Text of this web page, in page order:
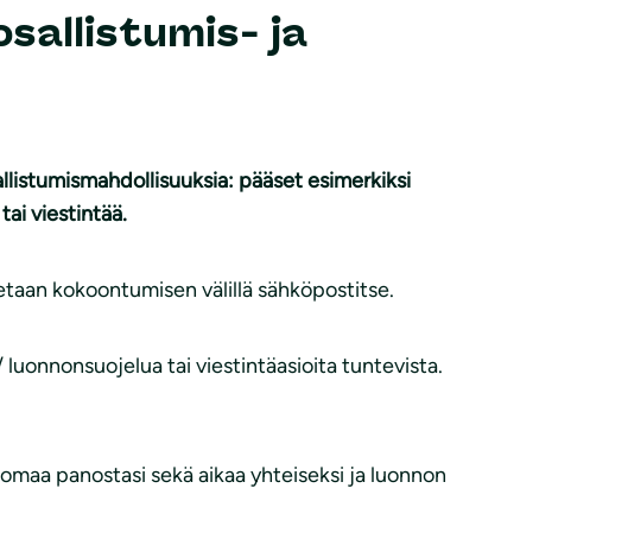
ja
pääset esimerkiksi
viestintää.
kokoontumisen välillä sähköpostitse.
luonnonsuojelua tai viestintäasioita tuntevista.
panostasi sekä aikaa yhteiseksi ja luonnon